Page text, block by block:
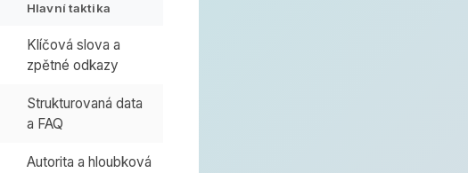
Hlavní taktika
Klíčová slova a
zpětné odkazy
Strukturovaná data
a FAQ
Autorita a hloubková